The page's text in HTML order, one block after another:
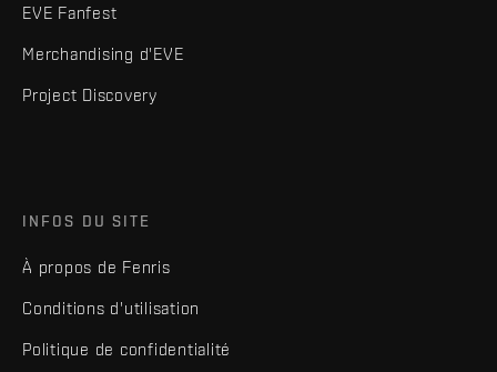
EVE Fanfest
Merchandising d'EVE
Project Discovery
INFOS DU SITE
À propos de Fenris
Conditions d'utilisation
Politique de confidentialité